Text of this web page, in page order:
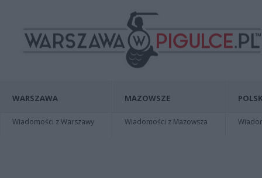
WARSZAWA
Wiadomości z Warszawy
MAZOWSZE
Wiadomości z Mazowsza